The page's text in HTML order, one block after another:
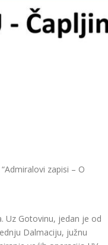
zapisi – O
Uz Gotovinu, jedan je od
Dalmaciju, južnu